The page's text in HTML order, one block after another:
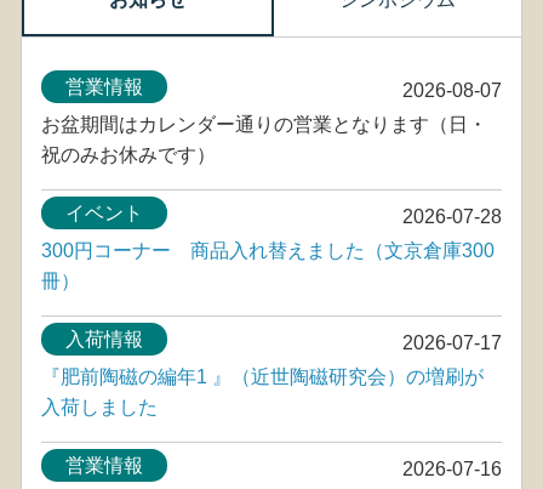
2026-08-07
営業情報
お盆期間はカレンダー通りの営業となります（日・
祝のみお休みです）
2026-07-28
イベント
300円コーナー 商品入れ替えました（文京倉庫300
冊）
2026-07-17
入荷情報
『肥前陶磁の編年1 』（近世陶磁研究会）の増刷が
入荷しました
2026-07-16
営業情報